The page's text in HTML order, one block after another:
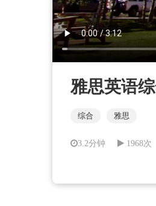
雅思英语
综合 雅思
3.2分钟 1968次